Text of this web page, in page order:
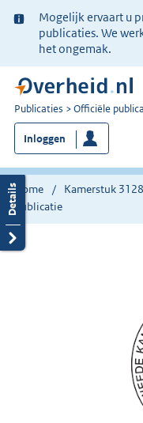
Ter
informatie:
Mogelijk ervaart u
publicaties. We
het ongemak.
U
bent
nu
hier:
Publicaties Officiële
Inloggen
Home Kamerstuk
publicatie